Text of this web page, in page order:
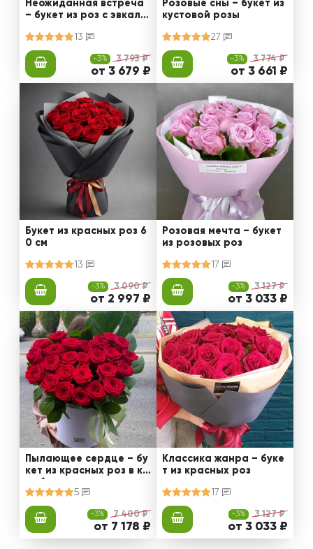
Неожиданная встреча
– букет из роз с эвкали
13
-3% 3 793 ₽
от 3 679 ₽
Розовые сны – букет из
кустовой розы
27
-3% 3 774 ₽
от 3 661 ₽
Букет из красных роз 6
0 см
13
-3% 3 090 ₽
от 2 997 ₽
Розовая мечта – букет
из розовых роз
17
-3% 3 127 ₽
от 3 033 ₽
Пылающее сердце – бу
кет из красных роз в ко
робке
5
-3% 7 400 ₽
от 7 178 ₽
Классика жанра – буке
т из красных роз
17
-3% 3 127 ₽
от 3 033 ₽